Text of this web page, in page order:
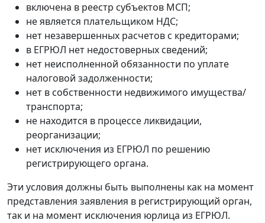
включена в реестр субъектов МСП;
не является плательщиком НДС;
нет незавершенных расчетов с кредиторами;
в ЕГРЮЛ нет недостоверных сведений;
нет неисполненной обязанности по уплате
налоговой задолженности;
нет в собственности недвижимого имущества/
транспорта;
не находится в процессе ликвидации,
реорганизации;
нет исключения из ЕГРЮЛ по решению
регистрирующего органа.
Эти условия должны быть выполнены как на момент
представления заявления в регистрирующий орган,
так и на момент исключения юрлица из ЕГРЮЛ.